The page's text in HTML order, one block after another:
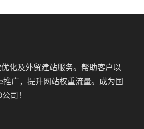
化及外贸建站服务。帮助客户以
广，提升网站权重流量。成为国
司！